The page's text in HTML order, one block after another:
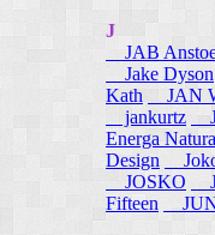
J
JAB
Jake Dyson
Kath
JAN
jankurtz
Energa
Design
JOSKO
Fifteen